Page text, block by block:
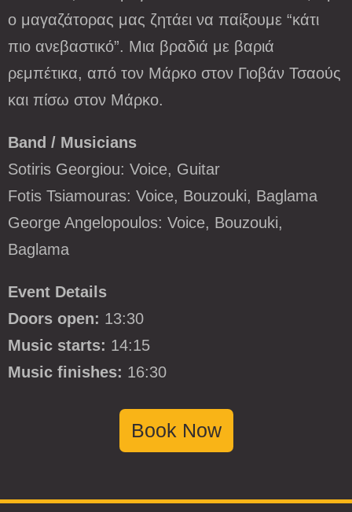
ο μαγαζάτορας μας ζητάει να παίξουμε “κάτι
πιο ανεβαστικό”. Μια βραδιά με βαριά
ρεμπέτικα, από τον Μάρκο στον Γιοβάν Τσαούς
και πίσω στον Μάρκο.
Band / Musicians
Sotiris Georgiou: Voice, Guitar
Fotis Tsiamouras: Voice, Bouzouki, Baglama
George Angelopoulos: Voice, Bouzouki,
Baglama
Event Details
Doors open: 13:30
Music starts: 14:15
Music finishes: 16:30
Book Now